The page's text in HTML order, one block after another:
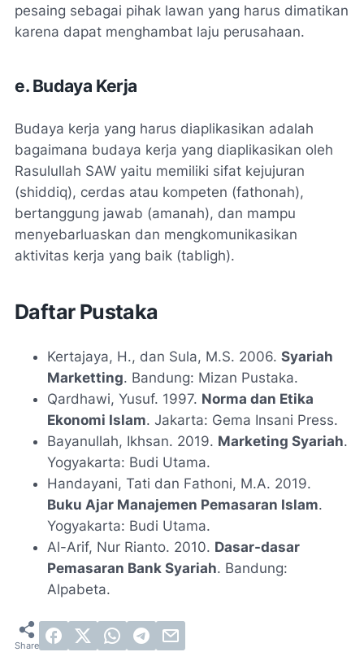
pesaing sebagai pihak lawan yang harus dimatikan
karena dapat menghambat laju perusahaan.
e. Budaya Kerja
Budaya kerja yang harus diaplikasikan adalah
bagaimana budaya kerja yang diaplikasikan oleh
Rasulullah SAW yaitu memiliki sifat kejujuran
(shiddiq), cerdas atau kompeten (fathonah),
bertanggung jawab (amanah), dan mampu
menyebarluaskan dan mengkomunikasikan
aktivitas kerja yang baik (tabligh).
Daftar Pustaka
Kertajaya, H., dan Sula, M.S. 2006. Syariah
Marketting. Bandung: Mizan Pustaka.
Qardhawi, Yusuf. 1997. Norma dan Etika
Ekonomi Islam. Jakarta: Gema Insani Press.
Bayanullah, Ikhsan. 2019. Marketing Syariah.
Yogyakarta: Budi Utama.
Handayani, Tati dan Fathoni, M.A. 2019.
Buku Ajar Manajemen Pemasaran Islam.
Yogyakarta: Budi Utama.
Al-Arif, Nur Rianto. 2010. Dasar-dasar
Pemasaran Bank Syariah. Bandung:
Alpabeta.